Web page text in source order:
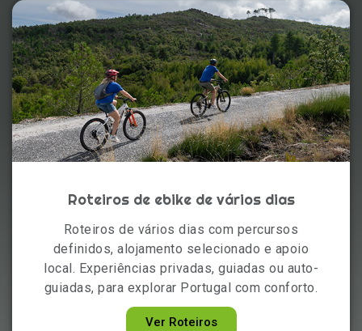
Roteiros de ebike de vários dias
Roteiros de vários dias com percursos
definidos, alojamento selecionado e apoio
local. Experiências privadas, guiadas ou auto-
guiadas, para explorar Portugal com conforto.
Ver Roteiros